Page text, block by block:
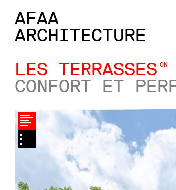
AFAA
ARCHITECTURE
LES TERRASSES ON
CONFORT ET